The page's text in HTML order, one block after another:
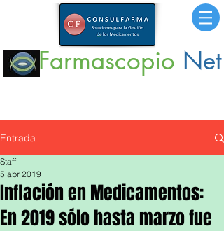
Farmascopio Net
Entrada
Inflación en Medicamentos:
En 2019 sólo hasta marzo fue
Staff
5 abr 2019